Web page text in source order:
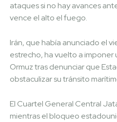
ataques si no hay avances
vence el alto el fuego.
Irán, que había anunciado el
estrecho, ha vuelto a imponer
Ormuz tras denunciar que
obstaculizar su tránsito
El Cuartel General Central
mientras el bloqueo